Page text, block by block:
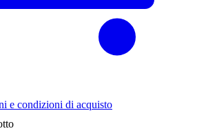
e condizioni di acquisto